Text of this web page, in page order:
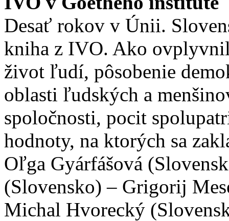
Desať rokov v Únii.
kniha z IVO. Ako
život ľudí, pôsobenie
oblasti ľudských a
spoločnosti, pocit
hodnoty, na ktorých sa
Oľga Gyárfášová
(Slovensko) – Grigorij
Michal Hvorecký